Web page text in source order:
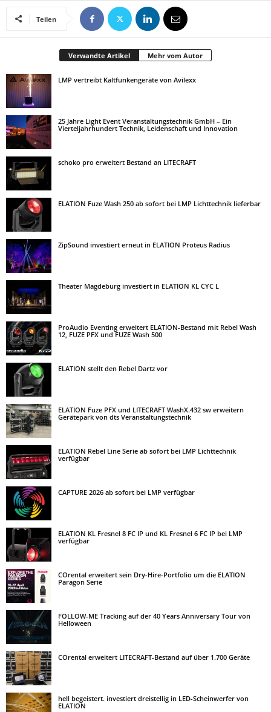
Teilen
Verwandte Artikel Mehr vom Autor
LMP vertreibt Kaltfunkengeräte von Avilexx
25 Jahre Light Event Veranstaltungstechnik GmbH – Ein
Vierteljahrhundert Technik, Leidenschaft und Innovation
schoko pro erweitert Bestand an LITECRAFT
ELATION Fuze Wash 250 ab sofort bei LMP Lichttechnik lieferbar
ZipSound investiert erneut in ELATION Proteus Radius
Theater Magdeburg investiert in ELATION KL CYC L
ProAudio Eventing erweitert ELATION-Bestand mit Rebel Wash
12, FUZE PFX und FUZE Wash 500
ELATION stellt den Rebel Dartz vor
ELATION Fuze PFX und LITECRAFT WashX.432 sw erweitern
Gerätepark von dts Veranstaltungstechnik
ELATION Rebel Line Serie ab sofort bei LMP Lichttechnik
verfügbar
CAPTURE 2026 ab sofort bei LMP verfügbar
ELATION KL Fresnel 8 FC IP und KL Fresnel 6 FC IP bei LMP
verfügbar
COrental erweitert sein Dry-Hire-Portfolio um die ELATION
Paragon Serie
FOLLOW-ME Tracking auf der 40 Years Anniversary Tour von
Helloween
COrental erweitert LITECRAFT-Bestand auf über 1.700 Geräte
hell begeistert. investiert dreistellig in LED-Scheinwerfer von
ELATION